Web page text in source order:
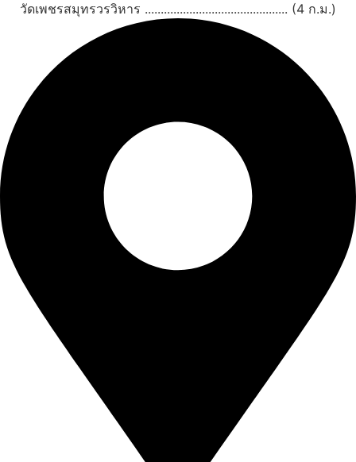
วัดเพชรสมุทรวรวิหาร ............................................. (4 ก.ม.)